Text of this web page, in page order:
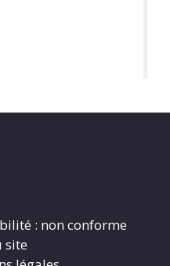
: non conforme
site